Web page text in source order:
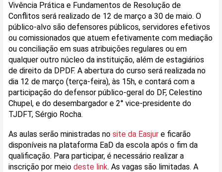
Vivência Prática e Fundamentos de Resolução de
Conflitos será realizado de 12 de março a 30 de maio. O
público-alvo são defensores públicos, servidores efetivos
ou comissionados que atuem efetivamente com mediação
ou conciliação em suas atribuições regulares ou em
qualquer outro núcleo da instituição, além de estagiários
de direito da DPDF. A abertura do curso será realizada no
dia 12 de março (terça-feira), às 15h, e contará com a
participação do defensor público-geral do DF, Celestino
Chupel, e do desembargador e 2° vice-presidente do
TJDFT, Sérgio Rocha.
As aulas serão ministradas nosite da Easjure ficarão
disponíveis na plataforma EaD da escola após o fim da
qualificação. Para participar, é necessário realizar a
inscrição por meio deste link. As vagas são limitadas. A